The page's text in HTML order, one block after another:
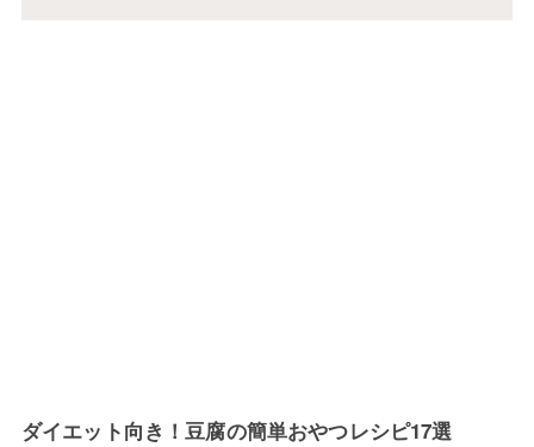
ダイエット向き！豆腐の簡単おやつレシピ17選